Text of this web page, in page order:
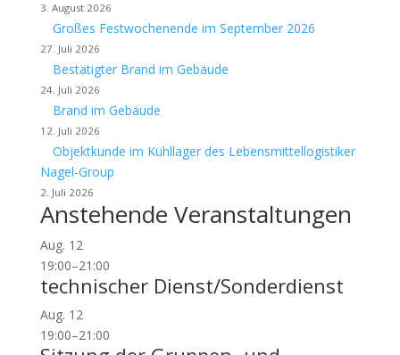
3. August 2026
Großes Festwochenende im September 2026
27. Juli 2026
Bestätigter Brand im Gebäude
24. Juli 2026
Brand im Gebäude
12. Juli 2026
Objektkunde im Kühllager des Lebensmittellogistiker
Nagel-Group
2. Juli 2026
Anstehende Veranstaltungen
Aug. 12
19:00–21:00
technischer Dienst/Sonderdienst
Aug. 12
19:00–21:00